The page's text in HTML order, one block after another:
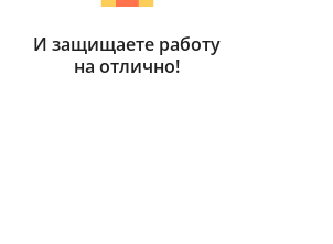
И защищаете работу
на отлично!